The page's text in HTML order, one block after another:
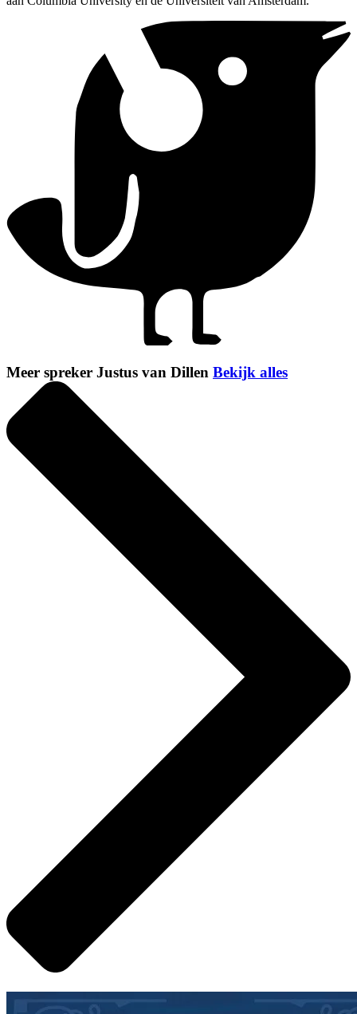
Meer spreker Justus van Dillen Bekijk alles